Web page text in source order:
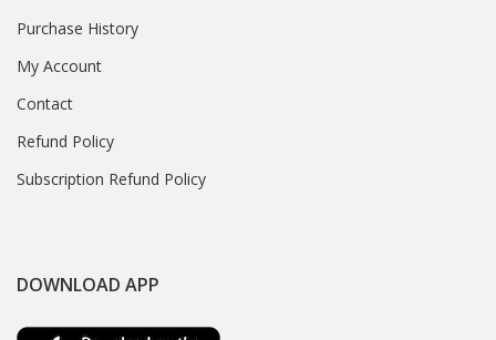
Purchase History
My Account
Contact
Refund Policy
Subscription Refund Policy
DOWNLOAD APP